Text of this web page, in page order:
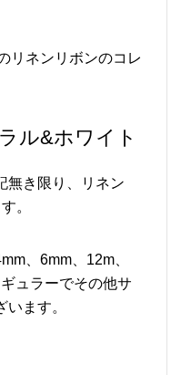
リネンリボンのコレ
ル&ホワイト
無き限り、リネン
。
、6mm、12m、
ュラーでその他サ
ます。